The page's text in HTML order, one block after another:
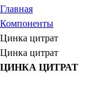
Главная
Компоненты
Цинка цитрат
Цинка цитрат
ЦИНКА ЦИТРАТ